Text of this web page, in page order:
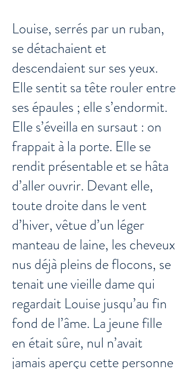
Louise, serrés par un ruban,
se détachaient et
descendaient sur ses yeux.
Elle sentit sa tête rouler entre
ses épaules ; elle s’endormit.
Elle s’éveilla en sursaut : on
frappait à la porte. Elle se
rendit présentable et se hâta
d’aller ouvrir. Devant elle,
toute droite dans le vent
d’hiver, vêtue d’un léger
manteau de laine, les cheveux
nus déjà pleins de flocons, se
tenait une vieille dame qui
regardait Louise jusqu’au fin
fond de l’âme. La jeune fille
en était sûre, nul n’avait
jamais aperçu cette personne